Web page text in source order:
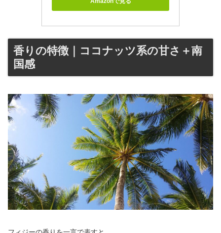
香りの特徴｜ココナッツ系の甘さ＋南
国感